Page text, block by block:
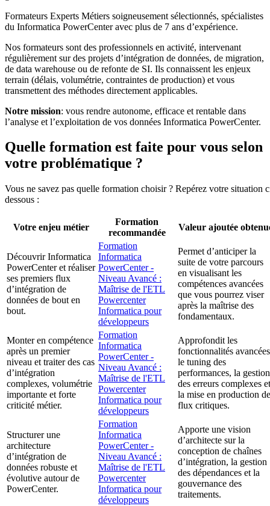
Formateurs Experts Métiers soigneusement sélectionnés, spécialistes
du Informatica PowerCenter avec plus de 7 ans d’expérience.
Nos formateurs sont des professionnels en activité, intervenant
régulièrement sur des projets d’intégration de données, de migration,
de data warehouse ou de refonte de SI. Ils connaissent les enjeux
terrain (délais, volumétrie, contraintes de production) et vous
transmettent des méthodes directement applicables.
Notre mission: vous rendre autonome, efficace et rentable dans
l’analyse et l’exploitation de vos données Informatica PowerCenter.
Quelle formation est faite pour vous selon
votre problématique ?
Vous ne savez pas quelle formation choisir ? Repérez votre situation
dessous :
Votre enjeu métier
Formation
recommandée
Valeur ajoutée
Découvrir Informatica
PowerCenter et réaliser
ses premiers flux
d’intégration de
données de bout en
bout.
Formation
Informatica
PowerCenter -
Niveau Avancé :
Maîtrise de l'ETL
Powercenter
Informatica pour
développeurs
Permet d’anticiper la
suite de votre parcours
en visualisant les
compétences avancées
que vous pourrez viser
après la maîtrise des
fondamentaux.
Monter en compétence
après un premier
niveau et traiter des cas
d’intégration
complexes, volumétrie
importante et forte
criticité métier.
Formation
Informatica
PowerCenter -
Niveau Avancé :
Maîtrise de l'ETL
Powercenter
Informatica pour
développeurs
Approfondit les
fonctionnalités
le tuning des
performances, la gestion
des erreurs complexes et
la mise en production de
flux critiques.
Structurer une
architecture
d’intégration de
données robuste et
évolutive autour de
PowerCenter.
Formation
Informatica
PowerCenter -
Niveau Avancé :
Maîtrise de l'ETL
Powercenter
Informatica pour
développeurs
Apporte une vision
d’architecte sur la
conception de chaînes
d’intégration, la gestion
des dépendances et la
gouvernance des
traitements.